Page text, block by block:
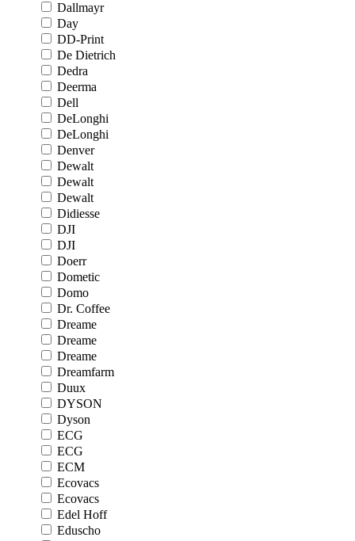
Dallmayr
Day
DD-Print
De Dietrich
Dedra
Deerma
Dell
DeLonghi
DeLonghi
Denver
Dewalt
Dewalt
Dewalt
Didiesse
DJI
DJI
Doerr
Dometic
Domo
Dr. Coffee
Dreame
Dreame
Dreame
Dreamfarm
Duux
DYSON
Dyson
ECG
ECG
ECM
Ecovacs
Ecovacs
Edel Hoff
Eduscho